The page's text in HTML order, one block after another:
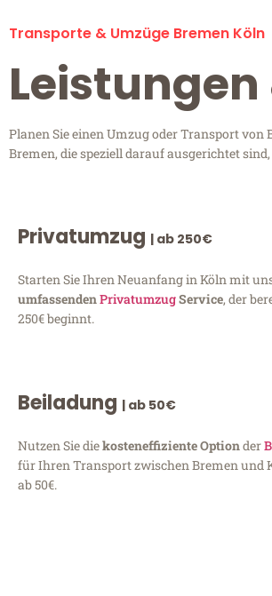
Transporte & Umzüge Bremen Köln
Planen Sie einen Umzug oder Transport
Bremen, die speziell darauf ausgerichtet
Privatumzug | ab 250€
Starten Sie Ihren Neuanfang in Köln mit
umfassendenPrivatumzugService, der
250€ beginnt.
Beiladung | ab 50€
Nutzen Sie diekosteneffiziente Optionder
für Ihren Transport zwischen Bremen und
ab 50€.